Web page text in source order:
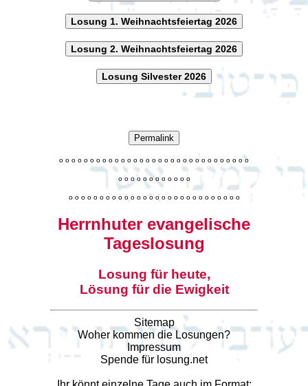
Losung 1. Weihnachtsfeiertag 2026
Losung 2. Weihnachtsfeiertag 2026
Losung Silvester 2026
Permalink
o o o o o o o o o o o o o o o o o o o o o o o o o o o o o o o
o o o o o o o o o o o o
o o o o o o o o o o o o o o o o o o o o o o o o o o o o
Herrnhuter evangelische
Tageslosung
Losung für heute,
Lösung für die Ewigkeit
Sitemap
Woher kommen die Losungen?
Impressum
Spende für losung.net